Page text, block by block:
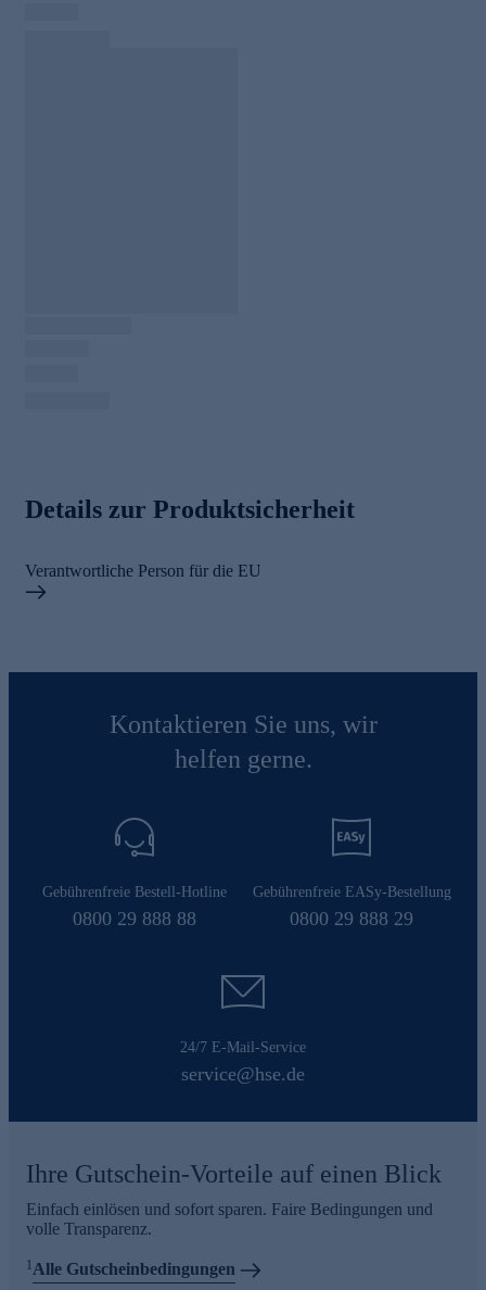
Details zur Produktsicherheit
Verantwortliche Person für die EU
Kontaktieren Sie uns, wir
helfen gerne.
Gebührenfreie Bestell-Hotline
0800 29 888 88
Gebührenfreie EASy-Bestellung
0800 29 888 29
24/7 E-Mail-Service
service@hse.de
Ihre Gutschein-Vorteile auf einen Blick
Einfach einlösen und sofort sparen. Faire Bedingungen und
volle Transparenz.
1Alle Gutscheinbedingungen